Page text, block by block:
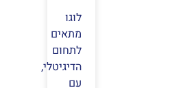
לוגו
מתאים
לתחום
הדיגיטלי,
עם